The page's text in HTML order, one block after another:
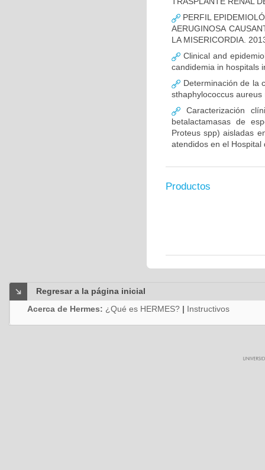
PERFIL
AERUGINOSA
LA MISERICORDIA.
Clinical and
candidemia in hospitals
Determinación de la
sthaphylococcus
Caracterización
betalactamasas de
Proteus spp) aisladas
atendidos en el
Productos
Regresar a la página inicial
Acerca de Hermes: ¿Qué es HERMES? | Instructivos